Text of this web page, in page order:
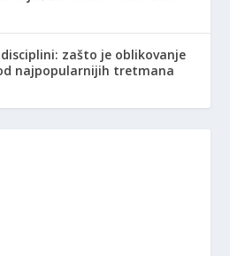
zašto je oblikovanje
najpopularnijih tretmana